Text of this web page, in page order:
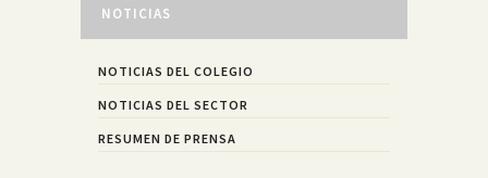
NOTICIAS
NOTICIAS DEL COLEGIO
NOTICIAS DEL SECTOR
RESUMEN DE PRENSA